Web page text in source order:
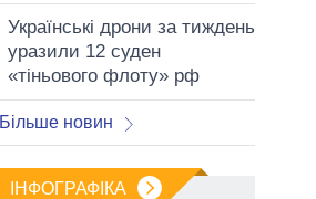
Українські дрони за тиждень
уразили 12 суден
«тіньового флоту» рф
Більше новин
ІНФОГРАФІКА